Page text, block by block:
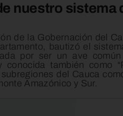
nuestro sistema
de la Gobernación del
bautizó el
por ser un ave
también como
del Cauca
Amazónico y Sur.